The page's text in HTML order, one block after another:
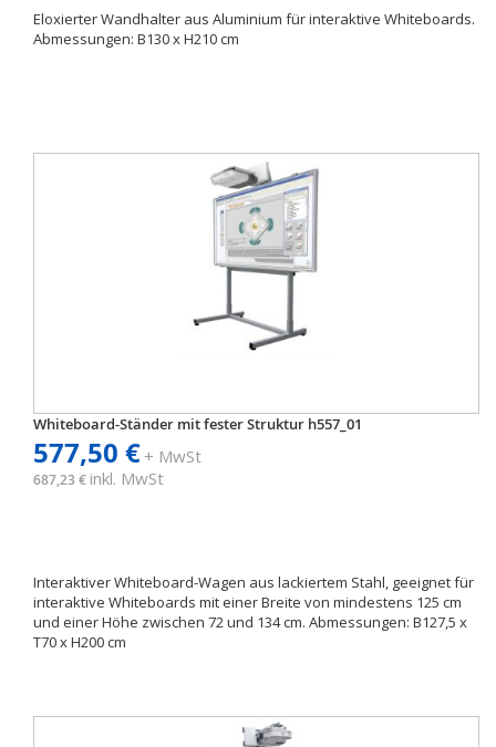
Eloxierter Wandhalter aus Aluminium für interaktive Whiteboards.
Abmessungen: B130 x H210 cm
Whiteboard-Ständer mit fester Struktur h557_01
577,50 €+ MwSt
687,23 € inkl. MwSt
Interaktiver Whiteboard-Wagen aus lackiertem Stahl, geeignet für
interaktive Whiteboards mit einer Breite von mindestens 125 cm
und einer Höhe zwischen 72 und 134 cm. Abmessungen: B127,5 x
T70 x H200 cm